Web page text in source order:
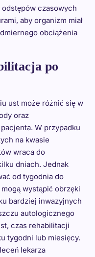
czasowych
aby organizm miał
obciążenia
po
ust może różnić się w
oraz
W przypadku
na kwasie
wraca do
dniach. Jednak
od tygodnia do
wystąpić obrzęki
bardziej inwazyjnych
autologicznego
czas rehabilitacji
tygodni lub miesięcy.
lekarza